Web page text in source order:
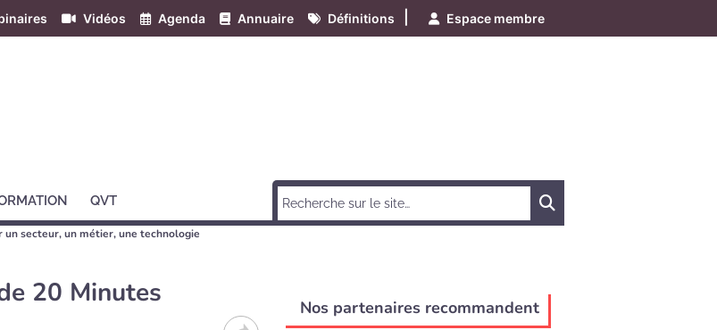
Vidéos Agenda Annuaire Définitions Espace membre
QVT
secteur, un métier, une technologie
20 Minutes Nos partenaires recommandent